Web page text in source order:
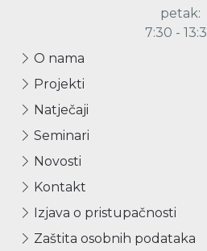
petak:
7:30 -
O nama
Projekti
Natječaji
Seminari
Novosti
Kontakt
Izjava o pristupačnosti
Zaštita osobnih podataka